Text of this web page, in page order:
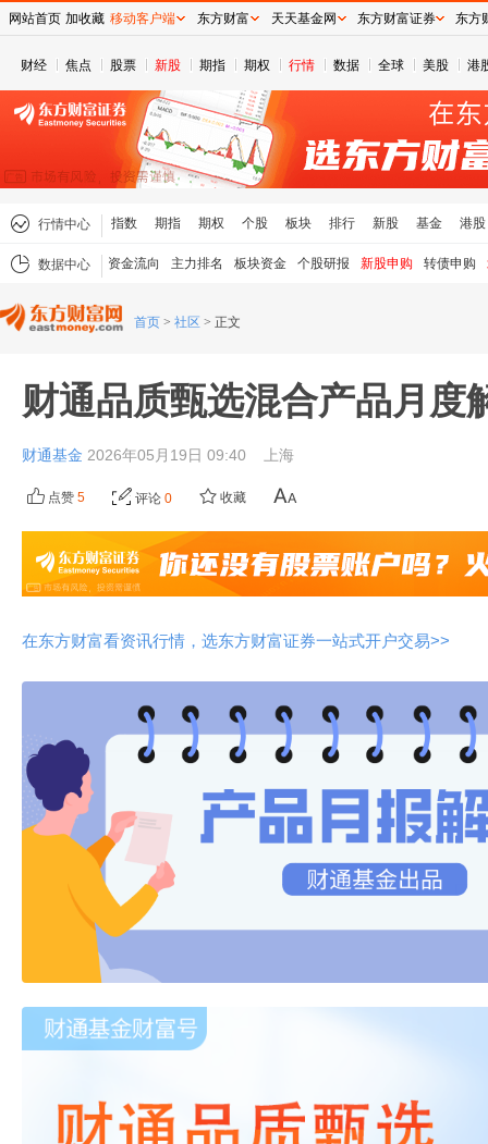
财经 焦点 股票 新股 期指 期权 行情 数据 全球 美股 港
行情中心 指数 期指 期权 个股 板块 排行 新股 基金 港股
数据中心 资金流向 主力排名 板块资金 个股研报 新股申购 转债申购
首页 > 社区 > 正文
财通品质甄选混合产品月度
财通基金 2026年05月19日 09:40 上海
点赞 5 评论 0 收藏
在东方财富看资讯行情，选东方财富证券一站式开户交易>>
网站首页 加收藏 移动客户端 东方财富 天天基金网 东方财富证券 东方